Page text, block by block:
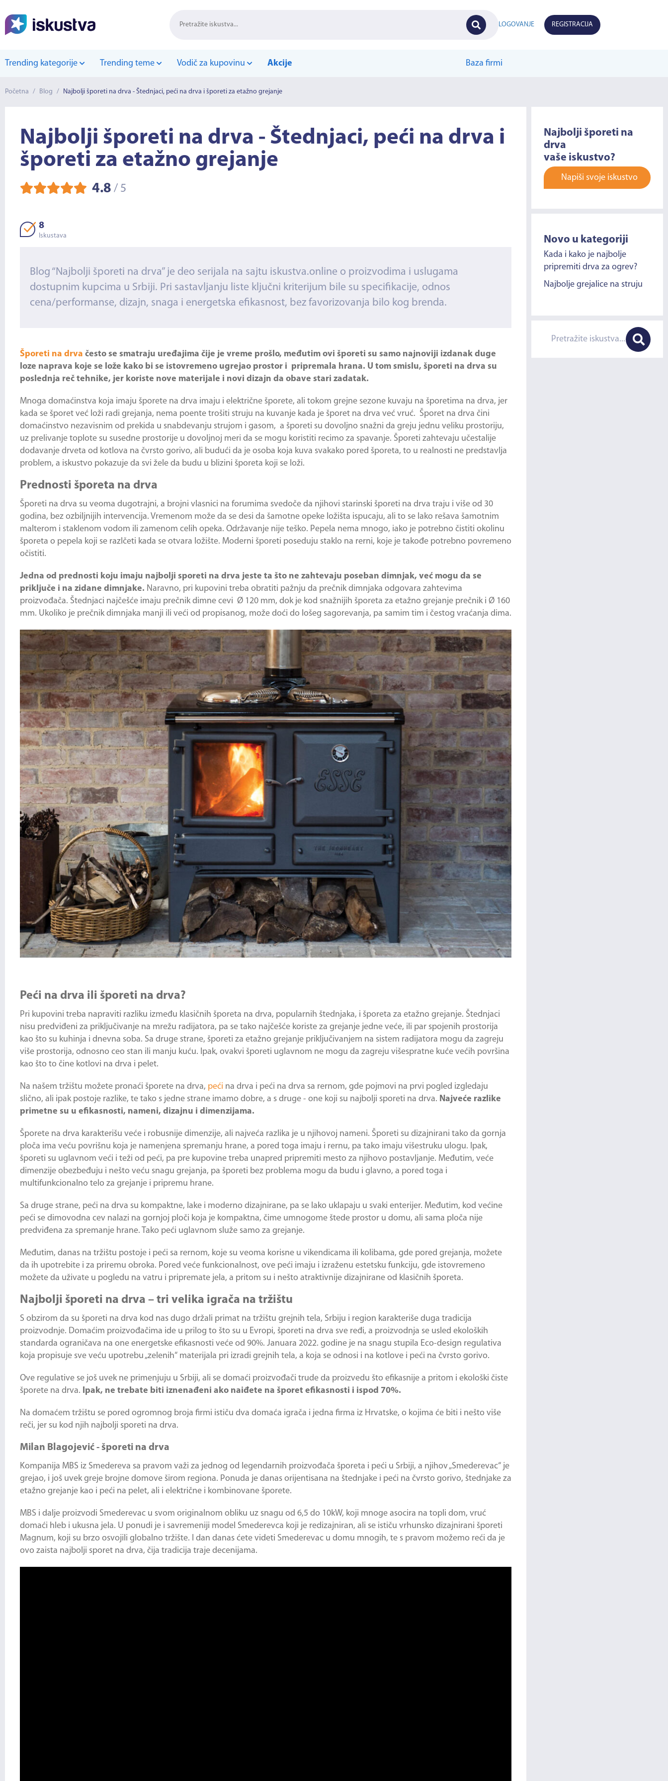
LOGOVANJE REGISTRACIJA
Trending kategorije Trending teme Vodič za kupovinu Akcije Baza firmi
Početna / Blog / Najbolji šporeti na drva - Štednjaci, peći na drva i šporeti za etažno grejanje
Najbolji šporeti na drva - Štednjaci, peći na drva i
šporeti za etažno grejanje
4.8 / 5
8
Iskustava
Blog “Najbolji šporeti na drva” je deo serijala na sajtu iskustva.online o proizvodima i uslugama
dostupnim kupcima u Srbiji. Pri sastavljanju liste ključni kriterijum bile su specifikacije, odnos
cena/performanse, dizajn, snaga i energetska efikasnost, bez favorizovanja bilo kog brenda.
Šporeti na drva često se smatraju uređajima čije je vreme prošlo, međutim ovi šporeti su samo najnoviji izdanak duge
loze naprava koje se lože kako bi se istovremeno ugrejao prostor i pripremala hrana. U tom smislu, šporeti na drva su
poslednja reč tehnike, jer koriste nove materijale i novi dizajn da obave stari zadatak.
Mnoga domaćinstva koja imaju šporete na drva imaju i električne šporete, ali tokom grejne sezone kuvaju na šporetima na drva, jer
kada se šporet već loži radi grejanja, nema poente trošiti struju na kuvanje kada je šporet na drva već vruć. Šporet na drva čini
domaćinstvo nezavisnim od prekida u snabdevanju strujom i gasom, a šporeti su dovoljno snažni da greju jednu veliku prostoriju,
uz prelivanje toplote su susedne prostorije u dovoljnoj meri da se mogu koristiti recimo za spavanje. Šporeti zahtevaju učestalije
dodavanje drveta od kotlova na čvrsto gorivo, ali budući da je osoba koja kuva svakako pored šporeta, to u realnosti ne predstavlja
problem, a iskustvo pokazuje da svi žele da budu u blizini šporeta koji se loži.
Prednosti šporeta na drva
Šporeti na drva su veoma dugotrajni, a brojni vlasnici na forumima svedoče da njihovi starinski šporeti na drva traju i više od 30
godina, bez ozbiljnijih intervencija. Vremenom može da se desi da šamotne opeke ložišta ispucaju, ali to se lako rešava šamotnim
malterom i staklenom vodom ili zamenom celih opeka. Održavanje nije teško. Pepela nema mnogo, iako je potrebno čistiti okolinu
šporeta o pepela koji se razlčeti kada se otvara ložište. Moderni šporeti poseduju staklo na rerni, koje je takođe potrebno povremeno
očistiti.
Jedna od prednosti koju imaju najbolji sporeti na drva jeste ta što ne zahtevaju poseban dimnjak, već mogu da se
priključe i na zidane dimnjake. Naravno, pri kupovini treba obratiti pažnju da prečnik dimnjaka odgovara zahtevima
proizvođača. Štednjaci najčešće imaju prečnik dimne cevi Ø 120 mm, dok je kod snažnijih šporeta za etažno grejanje prečnik i Ø 160
mm. Ukoliko je prečnik dimnjaka manji ili veći od propisanog, može doći do lošeg sagorevanja, pa samim tim i čestog vraćanja dima.
Peći na drva ili šporeti na drva?
Pri kupovini treba napraviti razliku između klasičnih šporeta na drva, popularnih štednjaka, i šporeta za etažno grejanje. Štednjaci
nisu predviđeni za priključivanje na mrežu radijatora, pa se tako najčešće koriste za grejanje jedne veće, ili par spojenih prostorija
kao što su kuhinja i dnevna soba. Sa druge strane, šporeti za etažno grejanje priključivanjem na sistem radijatora mogu da zagreju
više prostorija, odnosno ceo stan ili manju kuću. Ipak, ovakvi šporeti uglavnom ne mogu da zagreju višespratne kuće većih površina
kao što to čine kotlovi na drva i pelet.
Na našem tržištu možete pronaći šporete na drva, peći na drva i peći na drva sa rernom, gde pojmovi na prvi pogled izgledaju
slično, ali ipak postoje razlike, te tako s jedne strane imamo dobre, a s druge - one koji su najbolji sporeti na drva. Najveće razlike
primetne su u efikasnosti, nameni, dizajnu i dimenzijama.
Šporete na drva karakterišu veće i robusnije dimenzije, ali najveća razlika je u njihovoj nameni. Šporeti su dizajnirani tako da gornja
ploča ima veću povrišnu koja je namenjena spremanju hrane, a pored toga imaju i rernu, pa tako imaju višestruku ulogu. Ipak,
šporeti su uglavnom veći i teži od peći, pa pre kupovine treba unapred pripremiti mesto za njihovo postavljanje. Međutim, veće
dimenzije obezbeđuju i nešto veću snagu grejanja, pa šporeti bez problema mogu da budu i glavno, a pored toga i
multifunkcionalno telo za grejanje i pripremu hrane.
Sa druge strane, peći na drva su kompaktne, lake i moderno dizajnirane, pa se lako uklapaju u svaki enterijer. Međutim, kod većine
peći se dimovodna cev nalazi na gornjoj ploči koja je kompaktna, čime umnogome štede prostor u domu, ali sama ploča nije
predviđena za spremanje hrane. Tako peći uglavnom služe samo za grejanje.
Međutim, danas na tržištu postoje i peći sa rernom, koje su veoma korisne u vikendicama ili kolibama, gde pored grejanja, možete
da ih upotrebite i za priremu obroka. Pored veće funkcionalnost, ove peći imaju i izraženu estetsku funkciju, gde istovremeno
možete da uživate u pogledu na vatru i pripremate jela, a pritom su i nešto atraktivnije dizajnirane od klasičnih šporeta.
Najbolji šporeti na drva – tri velika igrača na tržištu
S obzirom da su šporeti na drva kod nas dugo držali primat na tržištu grejnih tela, Srbiju i region karakteriše duga tradicija
proizvodnje. Domaćim proizvođačima ide u prilog to što su u Evropi, šporeti na drva sve ređi, a proizvodnja se usled ekoloških
standarda ograničava na one energetske efikasnosti veće od 90%. Januara 2022. godine je na snagu stupila Eco-design regulativa
koja propisuje sve veću upotrebu „zelenih“ materijala pri izradi grejnih tela, a koja se odnosi i na kotlove i peći na čvrsto gorivo.
Ove regulative se još uvek ne primenjuju u Srbiji, ali se domaći proizvođači trude da proizvedu što efikasnije a pritom i ekološki čiste
šporete na drva. Ipak, ne trebate biti iznenađeni ako naiđete na šporet efikasnosti i ispod 70%.
Na domaćem tržištu se pored ogromnog broja firmi ističu dva domaća igrača i jedna firma iz Hrvatske, o kojima će biti i nešto više
reči, jer su kod njih najbolji sporeti na drva.
Milan Blagojević - šporeti na drva
Kompanija MBS iz Smedereva sa pravom važi za jednog od legendarnih proizvođača šporeta i peći u Srbiji, a njihov „Smederevac“ je
grejao, i još uvek greje brojne domove širom regiona. Ponuda je danas orijentisana na štednjake i peći na čvrsto gorivo, štednjake za
etažno grejanje kao i peći na pelet, ali i električne i kombinovane šporete.
MBS i dalje proizvodi Smederevac u svom originalnom obliku uz snagu od 6,5 do 10kW, koji mnoge asocira na topli dom, vruć
domaći hleb i ukusna jela. U ponudi je i savremeniji model Smederevca koji je redizajniran, ali se ističu vrhunsko dizajnirani šporeti
Magnum, koji su brzo osvojili globalno tržište. I dan danas ćete videti Smederevac u domu mnogih, te s pravom možemo reći da je
ovo zaista najbolji sporet na drva, čija tradicija traje decenijama.
Najbolji šporeti na
drva
vaše iskustvo?
Napiši svoje iskustvo
Novo u kategoriji
Kada i kako je najbolje
pripremiti drva za ogrev?
Najbolje grejalice na struju